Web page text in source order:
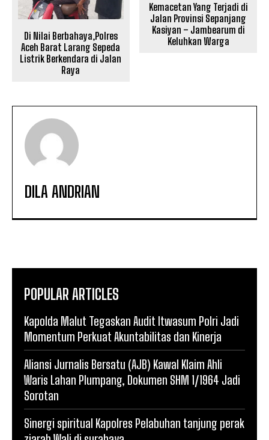
Di Nilai Berbahaya,Polres
Aceh Barat Larang Sepeda
Listrik Berkendara di Jalan
Raya
Kemacetan Yang Terjadi di
Jalan Provinsi Sepanjang
Kasiyan – Jambearum di
Keluhkan Warga
DILA ANDRIAN
POPULAR ARTICLES
Kapolda Malut Tegaskan Audit Itwasum Polri Jadi
Momentum Perkuat Akuntabilitas dan Kinerja
Aliansi Jurnalis Bersatu (AJB) Kawal Klaim Ahli
Waris Lahan Plumpang, Dokumen SHM 1/1964 Jadi
Sorotan
Sinergi spiritual Kapolres Pelabuhan tanjung perak